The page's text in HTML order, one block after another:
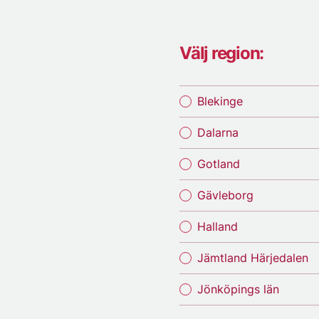
Välj region:
Blekinge
Dalarna
Gotland
Gävleborg
Halland
Jämtland Härjedalen
Jönköpings län